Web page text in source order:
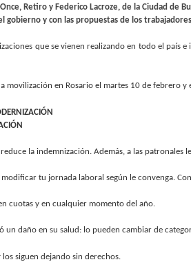
Retiro y Federico Lacroze, de la Ciudad de
gobierno y con las propuestas de los
que se vienen realizando en todo el
movilización en Rosario el martes 10 de febrero
la indemnización. Además, a las
tu jornada laboral según le convenga.
cuotas y en cualquier momento del año.
un daño en su salud: lo pueden cambiar de
siguen dejando sin derechos.